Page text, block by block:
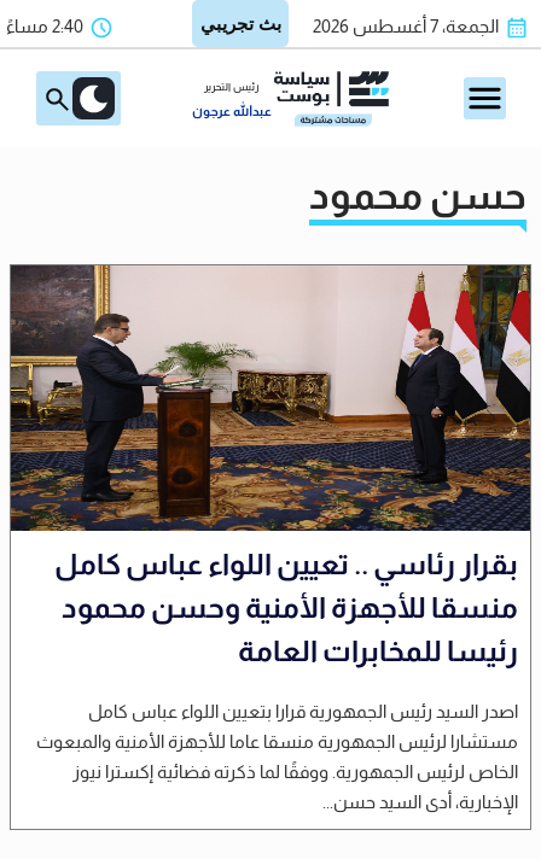
الجمعة، 7 أغسطس 2026 2:40 مساءً
رئيس التحرير
عبدالله عرجون
حسن محمود
بقرار رئاسي .. تعيين اللواء عباس كامل
منسقا للأجهزة الأمنية وحسن محمود
رئيسا للمخابرات العامة
اصدر السيد رئيس الجمهورية قرارا بتعيين اللواء عباس كامل
مستشارا لرئيس الجمهورية منسقا عاما للأجهزة الأمنية والمبعوث
الخاص لرئيس الجمهورية. ووفقًا لما ذكرته فضائية إكسترا نيوز
الإخبارية، أدى السيد حسن...